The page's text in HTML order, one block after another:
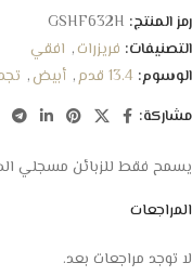
رمز المنتج: GSHF632H
التصنيفات: فريزرات, افقي
الوسوم: 13.4 قدم , أبيض,
مشاركة:
المراجعات
لا توجد مراجعات بعد.
يسمح فقط للزبائن مسجلي